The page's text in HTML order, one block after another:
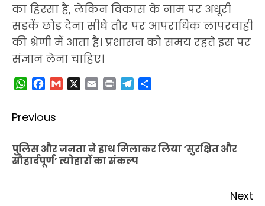
का हिस्सा है, लेकिन विकास के नाम पर अधूरी
सड़कें छोड़ देना सीधे तौर पर आपराधिक लापरवाही
की श्रेणी में आता है। प्रशासन को समय रहते इस पर
संज्ञान लेना चाहिए।
WhatsApp
Facebook
Gmail EmailPrint Telegram
Post
navigation
Previous
पुलिस और जनता ने हाथ मिलाकर लिया ‘सुरक्षित और
सौहार्दपूर्ण’ त्योहारों का संकल्प
Next